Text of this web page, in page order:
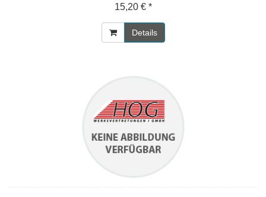
15,20 € *
Details